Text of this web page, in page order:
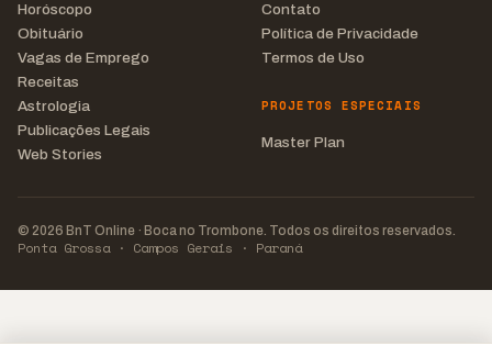
Horóscopo
Obituário
Vagas de Emprego
Receitas
Astrologia
Publicações Legais
Web Stories
Contato
Política de Privacidade
Termos de Uso
PROJETOS ESPECIAIS
Master Plan
© 2026 BnT Online · Boca no Trombone. Todos os direitos reservados.
Ponta Grossa · Campos Gerais · Paraná